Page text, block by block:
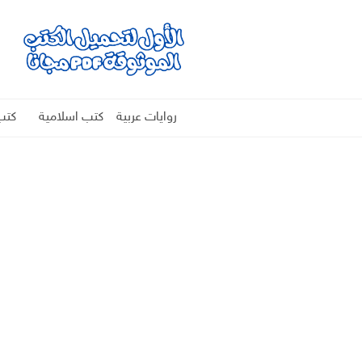
روايات عربية كتب اسلامية